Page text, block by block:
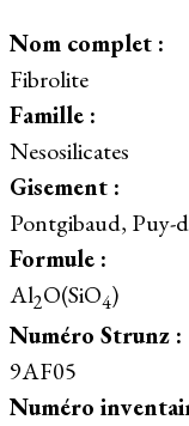
Nom complet :
Fibrolite
Famille :
Nesosilicates
Gisement :
Pontgibaud, Puy-
Formule :
Al2O(SiO4)
Numéro Strunz :
9AF05
Numéro